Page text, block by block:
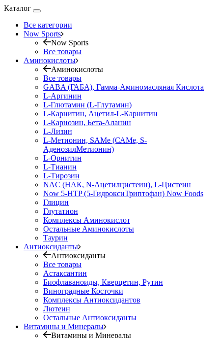
Каталог
Все категории
Now Sports
Now Sports
Все товары
Аминокислоты
Аминокислоты
Все товары
GABA (ГАБА), Гамма-Аминомасляная Кислота
L-Аргинин
L-Глютамин (L-Глутамин)
L-Карнитин, Ацетил-L-Карнитин
L-Карнозин, Бета-Аланин
L-Лизин
L-Метионин, SAMe (САМе, S-
АденозилМетионин)
L-Орнитин
L-Тианин
L-Тирозин
NAC (НАК, N-Ацетилцистеин), L-Цистеин
Now 5-HTP (5-ГидроксиТриптофан) Now Foods
Глицин
Глутатион
Комплексы Аминокислот
Остальные Аминокислоты
Таурин
Антиоксиданты
Антиоксиданты
Все товары
Астаксантин
Биофлаваноиды, Кверцетин, Рутин
Виноградные Косточки
Комплексы Антиоксидантов
Лютеин
Остальные Антиоксиданты
Витамины и Минералы
Витамины и Минералы